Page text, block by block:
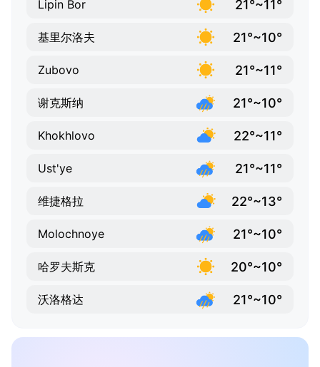
Lipin Bor 21°~11°
基里尔洛夫 21°~10°
Zubovo 21°~11°
谢克斯纳 21°~10°
Khokhlovo 22°~11°
Ust'ye 21°~11°
维捷格拉 22°~13°
Molochnoye 21°~10°
哈罗夫斯克 20°~10°
沃洛格达 21°~10°